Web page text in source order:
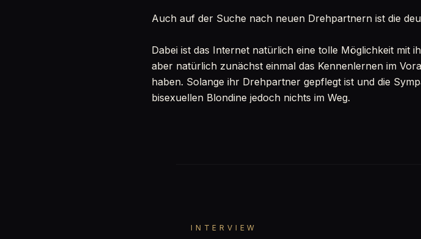
Auch auf der Suche nach neuen Drehpartnern ist die
Dabei ist das Internet natürlich eine tolle Möglichkeit mit
aber natürlich zunächst einmal das Kennenlernen im
haben. Solange ihr Drehpartner gepflegt ist und die
bisexuellen Blondine jedoch nichts im Weg.
INTERVIEW